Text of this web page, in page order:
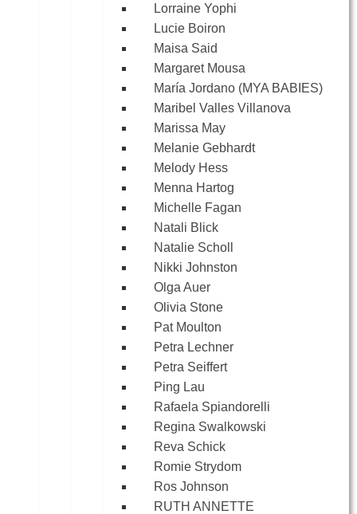
Lorraine Yophi
Lucie Boiron
Maisa Said
Margaret Mousa
María Jordano (MYA BABIES)
Maribel Valles Villanova
Marissa May
Melanie Gebhardt
Melody Hess
Menna Hartog
Michelle Fagan
Natali Blick
Natalie Scholl
Nikki Johnston
Olga Auer
Olivia Stone
Pat Moulton
Petra Lechner
Petra Seiffert
Ping Lau
Rafaela Spiandorelli
Regina Swalkowski
Reva Schick
Romie Strydom
Ros Johnson
RUTH ANNETTE